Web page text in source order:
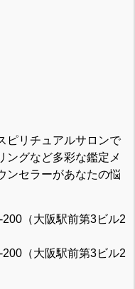
ピリチュアルサロンで
ングなど多彩な鑑定メ
ンセラーがあなたの悩
（大阪駅前第3ビル2
（大阪駅前第3ビル2